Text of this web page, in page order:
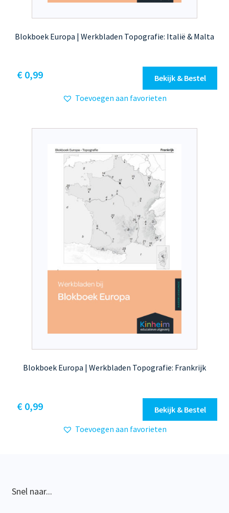
Blokboek Europa | Werkbladen Topografie: Italië & Malta
€0,99
Bekijk & Bestel
Toevoegen aan favorieten
Blokboek Europa | Werkbladen Topografie: Frankrijk
€0,99
Bekijk & Bestel
Toevoegen aan favorieten
Snel naar...